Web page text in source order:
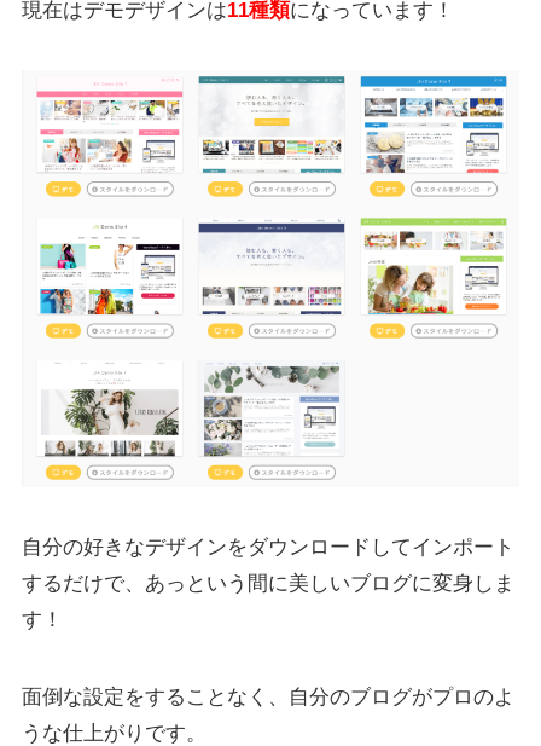
現在はデモデザインは11種類になっています！
自分の好きなデザインをダウンロードしてインポート
するだけで、あっという間に美しいブログに変身しま
す！
面倒な設定をすることなく、自分のブログがプロのよ
うな仕上がりです。